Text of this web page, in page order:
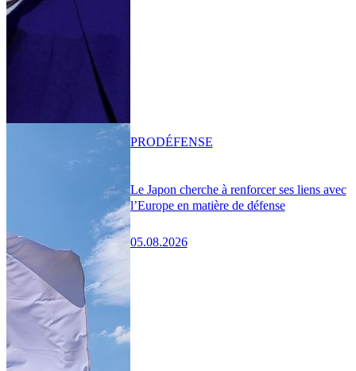
Le Japon cherche à renforcer ses liens avec
l’Europe en matière de défense
05.08.2026
PRODÉFENSE